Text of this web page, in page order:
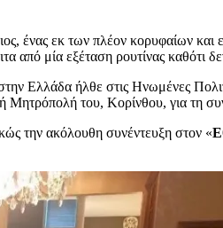
ένας εκ των πλέον κορυφαίων και
από μία εξέταση ρουτίνας καθότι
Ελλάδα ήλθε στις Ηνωμένες
Μητρόπολή του, Κορίνθου, για τη
την ακόλουθη συνέντευξη στον «